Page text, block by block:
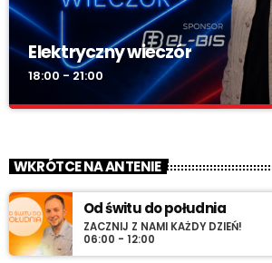
Elektryczny wieczór
18:00 - 21:00
muzyka na zakończenie dnia. Spokojne
dźwięki i klasyka, która tworzy klimat.
WKRÓTCE NA ANTENIE
Od świtu do południa
ZACZNIJ Z NAMI KAŻDY DZIEŃ!
06:00 - 12:00